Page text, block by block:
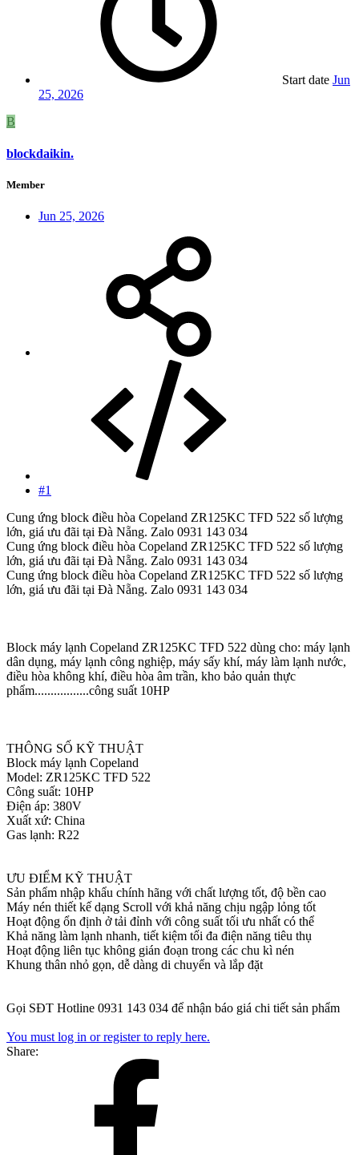
Start date Jun
25, 2026
B
blockdaikin.
Member
Jun 25, 2026
#1
Cung ứng block điều hòa Copeland ZR125KC TFD 522 số lượng
lớn, giá ưu đãi tại Đà Nẵng. Zalo 0931 143 034
Cung ứng block điều hòa Copeland ZR125KC TFD 522 số lượng
lớn, giá ưu đãi tại Đà Nẵng. Zalo 0931 143 034
Cung ứng block điều hòa Copeland ZR125KC TFD 522 số lượng
lớn, giá ưu đãi tại Đà Nẵng. Zalo 0931 143 034
Block máy lạnh Copeland ZR125KC TFD 522 dùng cho: máy lạnh
dân dụng, máy lạnh công nghiệp, máy sấy khí, máy làm lạnh nước,
điều hòa không khí, điều hòa âm trần, kho bảo quản thực
phẩm.................công suất 10HP
THÔNG SỐ KỸ THUẬT
Block máy lạnh Copeland
Model: ZR125KC TFD 522
Công suất: 10HP
Điện áp: 380V
Xuất xứ: China
Gas lạnh: R22
ƯU ĐIỂM KỸ THUẬT
Sản phẩm nhập khẩu chính hãng với chất lượng tốt, độ bền cao
Máy nén thiết kế dạng Scroll với khả năng chịu ngập lỏng tốt
Hoạt động ổn định ở tải đỉnh với công suất tối ưu nhất có thể
Khả năng làm lạnh nhanh, tiết kiệm tối đa điện năng tiêu thụ
Hoạt động liên tục không gián đoạn trong các chu kì nén
Khung thân nhỏ gọn, dễ dàng di chuyển và lắp đặt
Gọi SĐT Hotline 0931 143 034 để nhận báo giá chi tiết sản phẩm
You must log in or register to reply here.
Share: